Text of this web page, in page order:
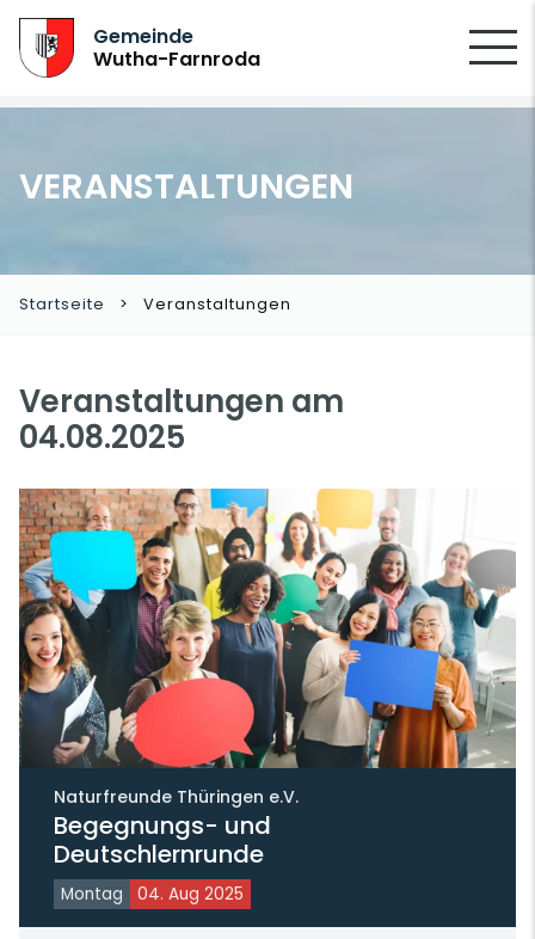
Gemeinde
Wutha-Farnroda
VERANSTALTUNGEN
Startseite Veranstaltungen
Veranstaltungen am
04.08.2025
Naturfreunde Thüringen e.V.
Begegnungs- und
Deutschlernrunde
Montag 04. Aug 2025